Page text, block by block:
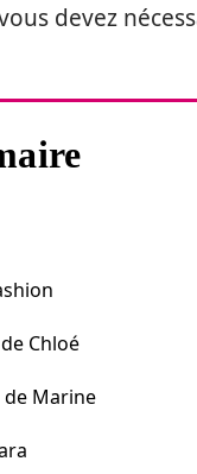
devez
Chloé
de Marine